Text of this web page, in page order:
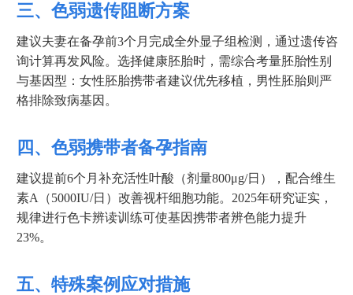
三、色弱遗传阻断方案
建议夫妻在备孕前3个月完成全外显子组检测，通过遗传咨
询计算再发风险。选择健康胚胎时，需综合考量胚胎性别
与基因型：女性胚胎携带者建议优先移植，男性胚胎则严
格排除致病基因。
四、色弱携带者备孕指南
建议提前6个月补充活性叶酸（剂量800μg/日），配合维生
素A（5000IU/日）改善视杆细胞功能。2025年研究证实，
规律进行色卡辨读训练可使基因携带者辨色能力提升
23%。
五、特殊案例应对措施